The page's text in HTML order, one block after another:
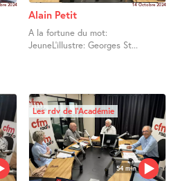
2024 14 Octobre 2024
Alain Petit
A la fortune du mot:
JeuneL’illustre: Georges St...
54 min
Les rdv de l’Académie